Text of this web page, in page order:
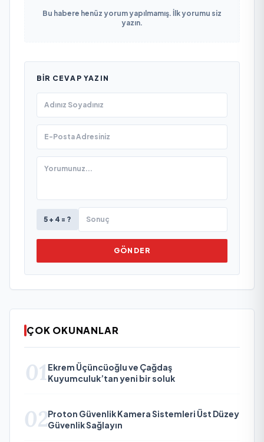
Bu habere henüz yorum yapılmamış. İlk yorumu siz
yazın.
BIR CEVAP YAZIN
5 + 4 = ?
GÖNDER
ÇOK OKUNANLAR
01 Ekrem Üçüncüoğlu ve Çağdaş
Kuyumculuk’tan yeni bir soluk
02Proton Güvenlik Kamera Sistemleri Üst Düzey
Güvenlik Sağlayın